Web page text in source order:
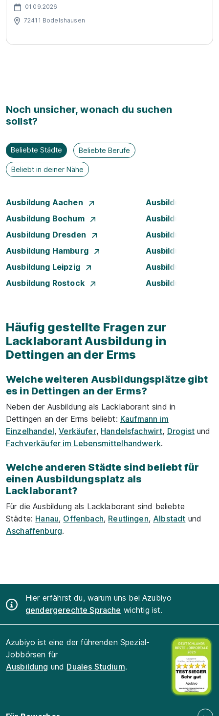
01.09.2026
72411 Bodelshausen
Noch unsicher, wonach du suchen
sollst?
Beliebte Städte Beliebte Berufe
Beliebt in deiner Nähe
Ausbildung Aachen
Ausbildung
Ausbildung Bochum
Ausbildung Bonn
Ausbildung Dresden
Ausbildung
Ausbildung Hamburg
Ausbildung
Ausbildung Leipzig
Ausbildung
Ausbildung Rostock
Ausbildung
Häufig gestellte Fragen zur
Lacklaborant Ausbildung in
Dettingen an der Erms
Welche weiteren Ausbildungsplätze gibt
es in Dettingen an der Erms?
Neben der Ausbildung als Lacklaborant sind in
Dettingen an der Erms beliebt: Kaufmann im
Einzelhandel,Verkäufer, Handelsfachwirt, Drogistund
Fachverkäufer im Lebensmittelhandwerk.
Welche anderen Städte sind beliebt für
einen Ausbildungsplatz als
Lacklaborant?
Für die Ausbildung als Lacklaborant sind beliebte
Städte: Hanau, Offenbach, Reutlingen, Albstadt und
Aschaffenburg.
Hier erfährst du, warum uns bei Azubiyo
gendergerechte Sprache wichtig ist.
Azubiyo ist eine der führenden Spezial-
Jobbörsen für
Ausbildung und Duales Studium.